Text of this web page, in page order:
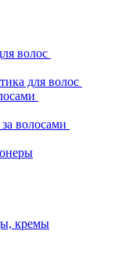
волос
для волос
волосами
кремы